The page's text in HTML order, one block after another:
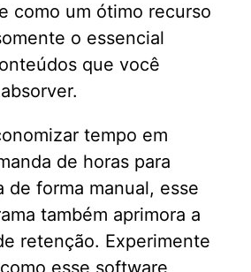
como um ótimo recurso
o essencial
que você
tempo em
de horas para
de forma manual, esse
também aprimora a
retenção. Experimente
esse software